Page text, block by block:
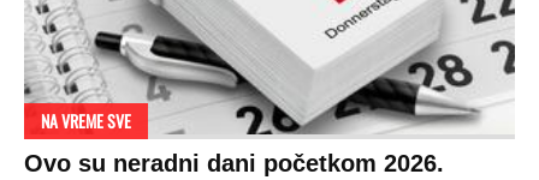
NA VREME SVE
Ovo su neradni dani početkom 2026.